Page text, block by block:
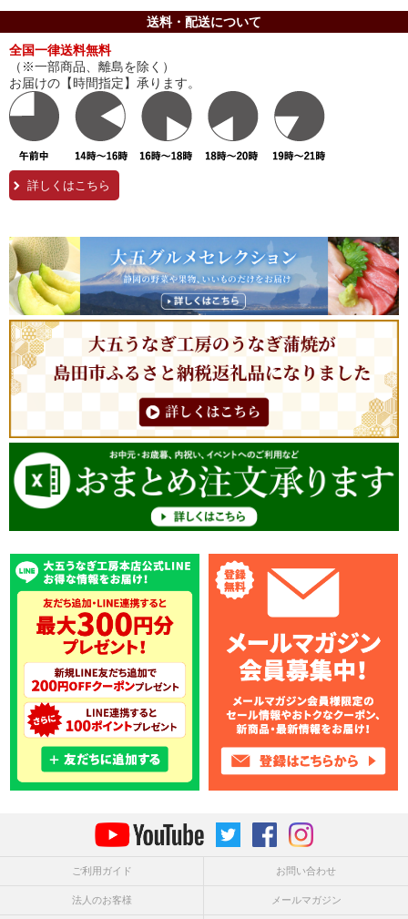
送料・配送について
全国一律送料無料
（※一部商品、離島を除く）
お届けの【時間指定】承ります。
詳しくはこちら
ご利用ガイド お問い合わせ
法人のお客様 メールマガジン